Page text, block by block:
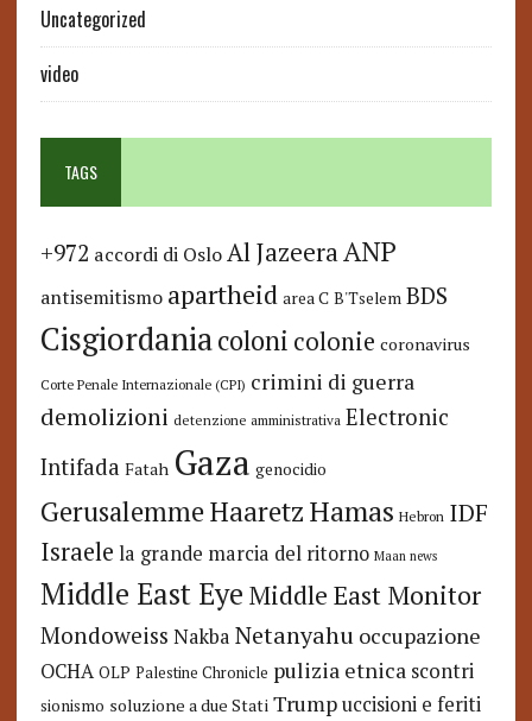
Uncategorized
video
TAGS
+972 accordi di Oslo Al JazeeraANP
antisemitismo apartheid area C B'Tselem BDS
Cisgiordaniacoloni colonie coronavirus
Corte Penale Internazionale (CPI) crimini di guerra
demolizioni detenzione amministrativa Electronic
Intifada Fatah Gaza genocidio
GerusalemmeHaaretzHamas Hebron IDF
Israele la grande marcia del ritorno Maan news
Middle East Eye Middle East Monitor
Mondoweiss Nakba Netanyahu occupazione
OCHA OLP Palestine Chronicle pulizia etnica scontri
sionismo soluzione a due Stati Trump uccisioni e feriti